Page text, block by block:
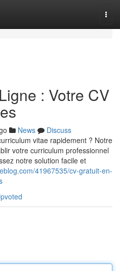
: Votre CV
News
Discuss
vitae rapidement ? Notre
votre curriculum professionnel
notre solution facile et
41967535/cv-gratuit-en-